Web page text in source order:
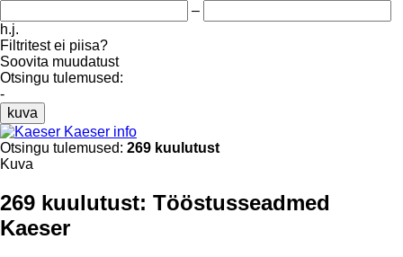
–
h.j.
Filtritest ei piisa?
Soovita muudatust
Otsingu tulemused:
-
kuva
Kaeser info
Otsingu tulemused: 269 kuulutust
Kuva
269 kuulutust: Tööstusseadmed
Kaeser